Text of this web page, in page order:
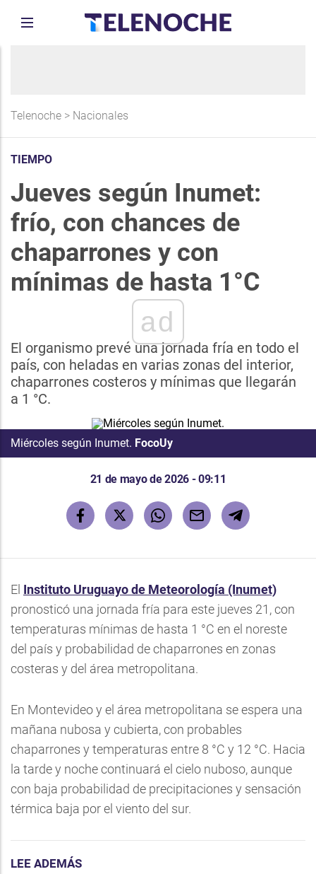
Telenoche > Nacionales
TIEMPO
Jueves según Inumet:
frío, con chances de
chaparrones y con
mínimas de hasta 1°C
ad
El organismo prevé una jornada fría en todo el
país, con heladas en varias zonas del interior,
chaparrones costeros y mínimas que llegarán
a 1 °C.
Miércoles según Inumet. FocoUy
21 de mayo de 2026 - 09:11
El Instituto Uruguayo de Meteorología (Inumet)
pronosticó una jornada fría para este jueves 21, con
temperaturas mínimas de hasta 1 °C en el noreste
del país y probabilidad de chaparrones en zonas
costeras y del área metropolitana.
En Montevideo y el área metropolitana se espera una
mañana nubosa y cubierta, con probables
chaparrones y temperaturas entre 8 °C y 12 °C. Hacia
la tarde y noche continuará el cielo nuboso, aunque
con baja probabilidad de precipitaciones y sensación
térmica baja por el viento del sur.
LEE ADEMÁS